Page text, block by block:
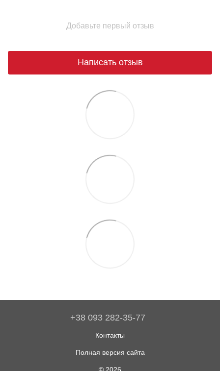
Добавьте первый отзыв
Написать отзыв
+38 093 282-35-77
Контакты
Полная версия сайта
© 2026